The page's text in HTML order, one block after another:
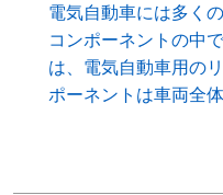
電気自動車には多く
コンポーネントの中
は、電気自動車用の
ポーネントは車両全